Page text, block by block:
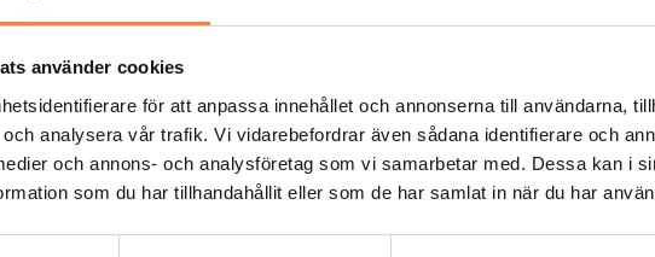
använder cookies
för att anpassa innehållet och annonserna till användarna,
analysera vår trafik. Vi vidarebefordrar även sådana identifierare och
och annons- och analysföretag som vi samarbetar med. Dessa kan i
som du har tillhandahållit eller som de har samlat in när du har
Allt material på besoksliv.se är skyddat
enligt lagen om upphovsrätt.